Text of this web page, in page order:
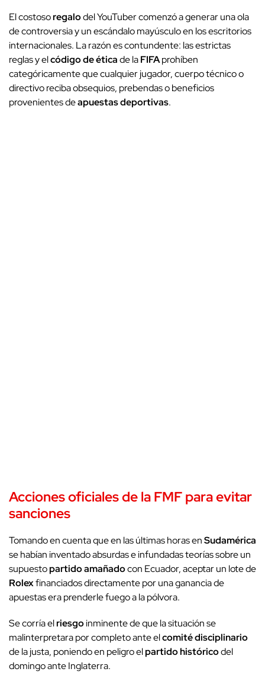
El costosoregalodel YouTuber comenzó a generar una ola
de controversia y un escándalo mayúsculo en los escritorios
internacionales. La razón es contundente: las estrictas
reglas y elcódigo de éticade laFIFAprohíben
categóricamente que cualquier jugador, cuerpo técnico o
directivo reciba obsequios, prebendas o beneficios
provenientes deapuestas deportivas.
Acciones oficiales de la FMF para evitar
sanciones
Tomando en cuenta que en las últimas horas enSudamérica
se habían inventado absurdas e infundadas teorías sobre un
supuestopartido amañadocon Ecuador, aceptar un lote de
Rolexfinanciados directamente por una ganancia de
apuestas era prenderle fuego a la pólvora.
Se corría elriesgoinminente de que la situación se
malinterpretara por completo ante elcomité disciplinario
de la justa, poniendo en peligro elpartido históricodel
domingo ante Inglaterra.